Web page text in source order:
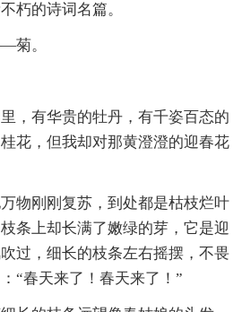
朽的诗词名篇。
菊。
，有华贵的牡丹，有千姿百态的
花，但我却对那黄澄澄的迎春花
物刚刚复苏，到处都是枯枝烂叶
条上却长满了嫩绿的芽，它是迎
过，细长的枝条左右摇摆，不畏
“春天来了！春天来了！”